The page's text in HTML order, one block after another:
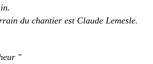
du chantier est Claude Lemesle.
"